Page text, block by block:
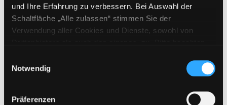
und Ihre Erfahrung zu verbessern. Bei Auswahl der
Schaltfläche „Alle zulassen“ stimmen Sie der
Verwendung aller Cookies und Dienste, sowohl von
Cookies von Drittanbietern, eine Verarbeitung in
unsicheren Drittländern (Länder außerhalb des EWR
ohne adäquates Datenschutzniveau) stattfinden kann. In
diesem Zusammenhang können aktuell Risiken für
Notwendig
Präferenzen
Übergeordnetes Werk:MINT 4 -
Forschung und Wissenschaft
entdecken
Exemplar-Details von Digitaler Burnout
Smartphone-Nutzung gefährlich ist